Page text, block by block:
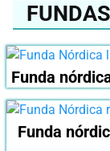
Funda
Funda